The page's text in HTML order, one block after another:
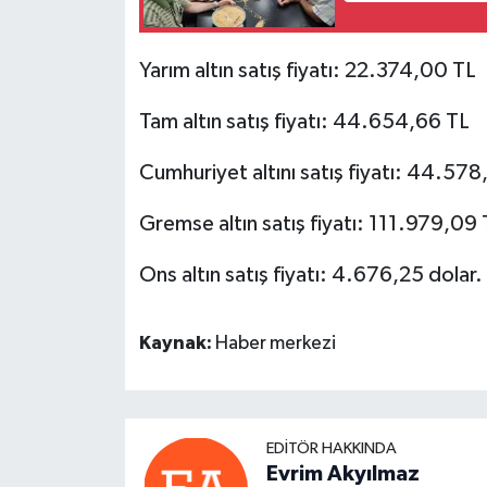
Yarım altın satış fiyatı: 22.374,00 TL
Tam altın satış fiyatı: 44.654,66 TL
Cumhuriyet altını satış fiyatı:
Gremse altın satış fiyatı: 111.979,09
Ons altın satış fiyatı: 4.676,25 dolar.
Kaynak: Haber merkezi
EDITÖR HAKKINDA
Evrim Akyılmaz